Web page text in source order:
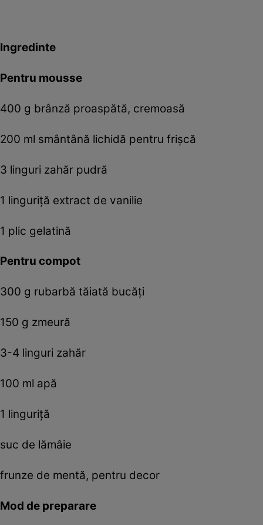
Ingredinte
Pentru mousse
400 g brânză proaspătă, cremoasă
200 ml smântână lichidă pentru frișcă
3 linguri zahăr pudră
1 linguriță extract de vanilie
1 plic gelatină
Pentru compot
300 g rubarbă tăiată bucăți
150 g zmeură
3-4 linguri zahăr
100 ml apă
1 linguriță
suc de lămâie
frunze de mentă, pentru decor
Mod de preparare